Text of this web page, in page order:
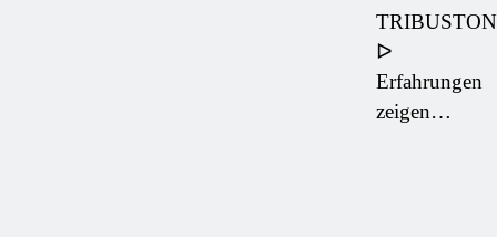
TRIBUSTON
ᐅ
Erfahrungen
zeigen…